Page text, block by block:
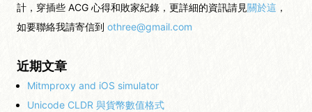
計，穿插些 ACG 心得和敗家紀錄，更詳細的資訊請見關於這 ，
如要聯絡我請寄信到 othree@gmail.com
近期文章
Mitmproxy and iOS simulator
Unicode CLDR 與貨幣數值格式